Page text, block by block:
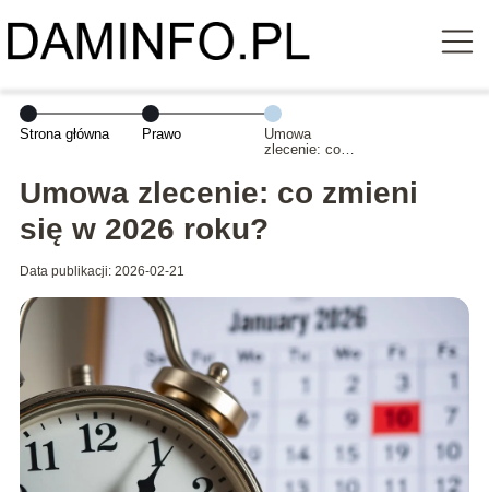
Strona główna Prawo
Umowa
zlecenie: co
Umowa zlecenie: co zmieni
się w 2026 roku?
Data publikacji: 2026-02-21